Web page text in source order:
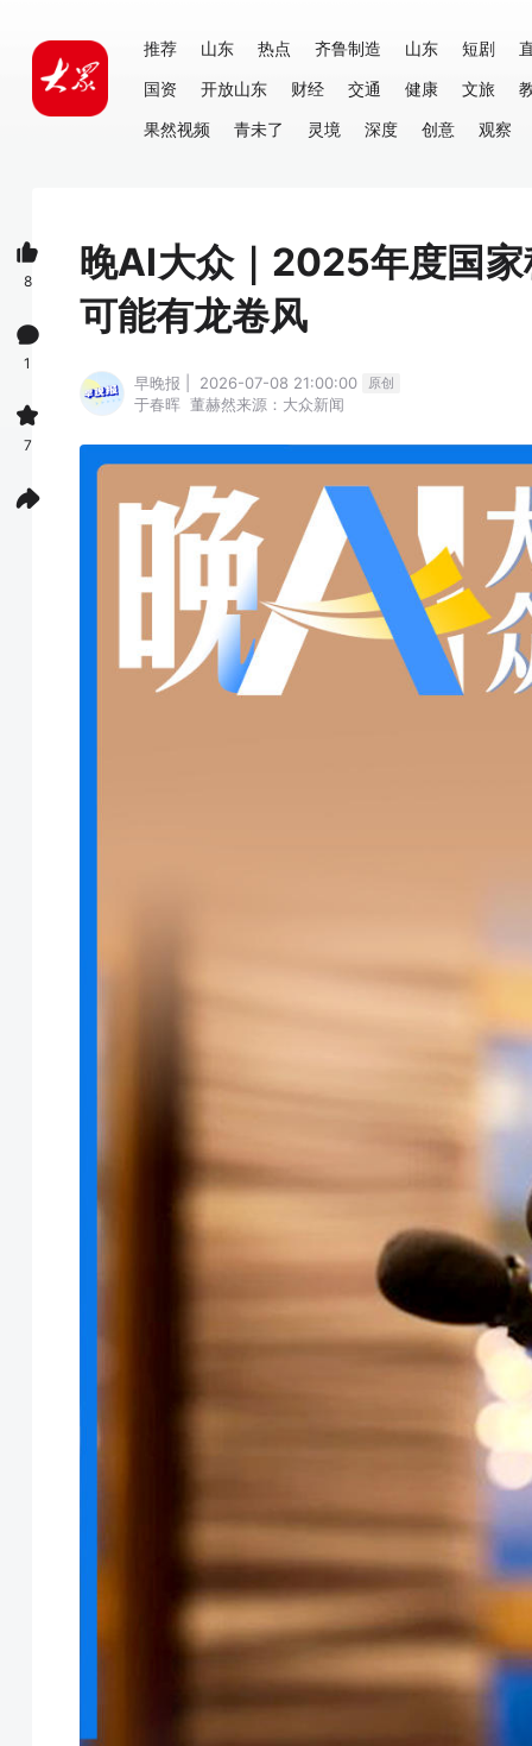
推荐 山东 热点 齐鲁制造 山东 短剧
国资
开放山东 财经 交通 健康 文旅
果然视频
青未了 灵境 深度 创意 观察
晚AI大众｜2025年度国
可能有龙卷风
早晚报 | 2026-07-08 21:00:00 原创
于春晖 董赫然来源：大众新闻
8
1
7